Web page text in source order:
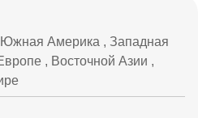
Америка , Западная
, Восточной Азии ,